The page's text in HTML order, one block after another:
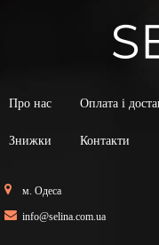
Про нас Оплата і
Знижки Контакти
м. Одеса
info@selina.com.ua